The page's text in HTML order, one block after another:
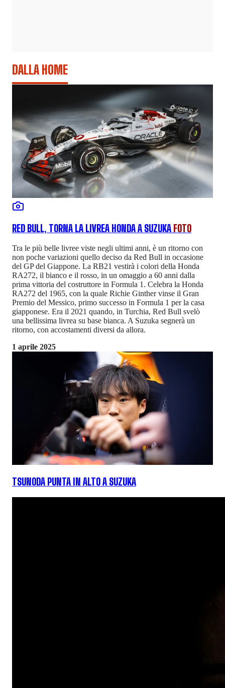
DALLA HOME
RED BULL, TORNA LA LIVREA HONDA A SUZUKA FOTO
Tra le più belle livree viste negli ultimi anni, è un ritorno con
non poche variazioni quello deciso da Red Bull in occasione
del GP del Giappone. La RB21 vestirà i colori della Honda
RA272, il bianco e il rosso, in un omaggio a 60 anni dalla
prima vittoria del costruttore in Formula 1. Celebra la Honda
RA272 del 1965, con la quale Richie Ginther vinse il Gran
Premio del Messico, primo successo in Formula 1 per la casa
giapponese. Era il 2021 quando, in Turchia, Red Bull svelò
una bellissima livrea su base bianca. A Suzuka segnerà un
ritorno, con accostamenti diversi da allora.
1 aprile 2025
TSUNODA PUNTA IN ALTO A SUZUKA